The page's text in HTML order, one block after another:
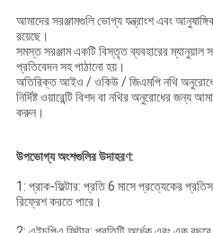
আমাদের সরঞ্জামগুলি ভোগ্য যন্ত্রাংশ এবং
রয়েছে।
সমস্ত সরঞ্জাম একটি বিস্তৃত ব্যবহারের ম্যানুয়াল
প্রতিবেদন সহ পাঠানো হয়।
অতিরিক্ত আইও / ওকিউ / জিএমপি নথি
নির্দিষ্ট ওয়ারেন্টি বিশদ বা নথির অনুরোধের জন্য
করুন।
উপভোগ্য অংশগুলির উদাহরণ:
1: প্রাক-ফিল্টার: প্রতি 6 মাসে প্রত্যেকের
রিফ্রেশ করতে পারে।